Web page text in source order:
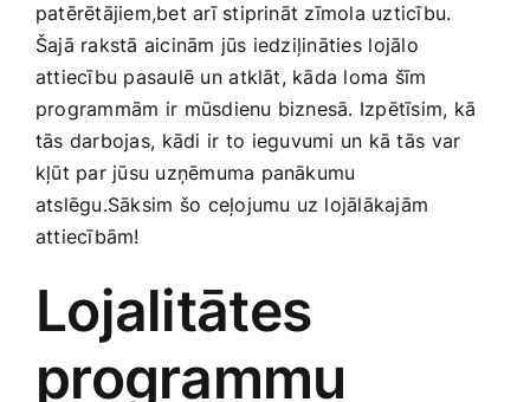
Preces pieaugušajiem
Rotaļlietas, bērnu preces
Smaržas, kosmētika
patērētājiem,bet arī stiprināt‍ zīmola uzticību.
Šajā rakstā aicinām jūs iedziļināties ⁤lojālo
attiecību pasaulē un⁣ atklāt, kāda loma šīm
programmām⁤ ir mūsdienu biznesā. Izpētīsim, kā
tās darbojas, ⁣kādi ir⁣ to⁢ ieguvumi ‍un kā tās⁣ var
kļūt par jūsu uzņēmuma panākumu
atslēgu.Sāksim šo ⁣ceļojumu uz lojālākajām
‌attiecībām!
Lojalitātes‌
programmu